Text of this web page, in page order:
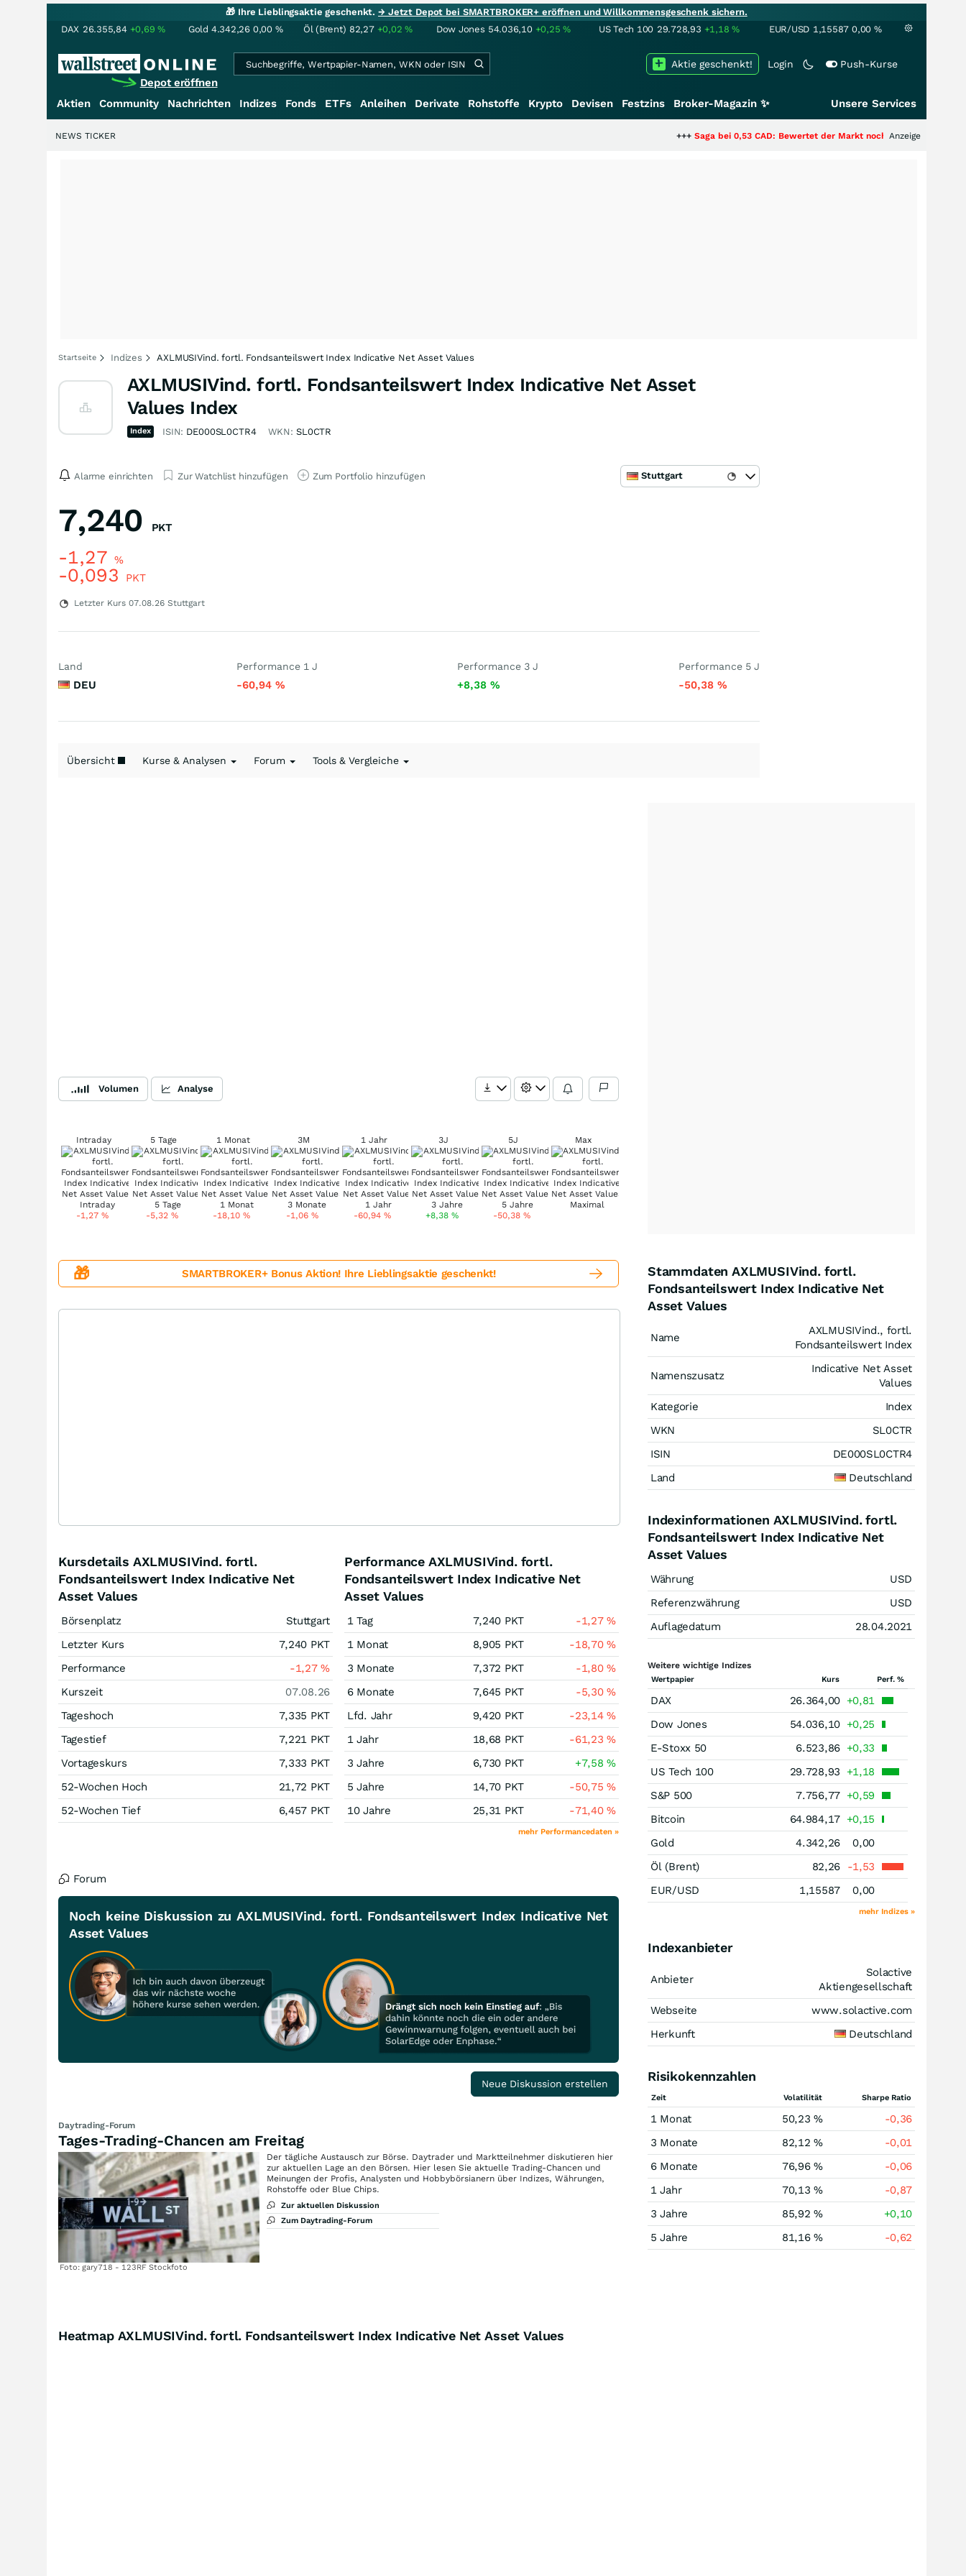
🎁 Ihre Lieblingsaktie geschenkt.→ Jetzt Depot bei SMARTBROKER+ eröffnen und Willkommensgeschenk sichern.
DAX 26.355,84 +0,69% Gold 4.342,26 0,00 % Öl (Brent) 82,27 +0,02% Dow Jones 54.036,10 +0,25% US Tech 100 29.728,93 +1,18% EUR/USD 1,15587 0,00 %
Depot eröffnen
Login Push-Kurse
Aktie geschenkt!
Aktien Community Nachrichten Indizes Fonds ETFs Anleihen Derivate Rohstoffe Krypto Devisen Festzins Broker-Magazin ✨ Unsere Services
Saga bei 0,53 CAD: Bewertet der Markt noch immer nur die Hälfte der
Anzeige
NEWS TICKER
Startseite Indizes AXLMUSIVind. fortl. Fondsanteilswert Index Indicative Net Asset Values
AXLMUSIVind. fortl. Fondsanteilswert Index Indicative Net Asset
Values Index
Index ISIN: DE000SL0CTR4 WKN: SL0CTR
Alarme einrichten Zur Watchlist hinzufügen Zum Portfolio hinzufügen Stuttgart
7,240 PKT
-1,27 %
-0,093 PKT
Letzter Kurs 07.08.26 Stuttgart
Land
DEU
Performance 1 J
-60,94 %
Performance 3 J
+8,38%
Performance 5 J
-50,38 %
Übersicht Kurse & Analysen Forum Tools & Vergleiche
Volumen Analyse
Intraday
-1,27 %
5 Tage
-5,32 %
1 Monat
-18,10%
3M
-1,06%
1 Jahr
-60,94%
3J
+8,38 %
5J
-50,38%
Max
🎁 SMARTBROKER+ Bonus Aktion! Ihre Lieblingsaktie geschenkt!
Kursdetails AXLMUSIVind. fortl.
Fondsanteilswert Index Indicative Net
Asset Values
Börsenplatz
Stuttgart
Letzter Kurs
7,240 PKT
Performance
-1,27%
Kurszeit
07.08.26
Tageshoch
7,335 PKT
Tagestief
7,221 PKT
Vortageskurs
7,333 PKT
52-Wochen Hoch
21,72 PKT
52-Wochen Tief
6,457 PKT
Performance AXLMUSIVind. fortl.
Fondsanteilswert Index Indicative Net
Asset Values
1 Tag 7,240 PKT -1,27%
1 Monat
8,905 PKT -18,70%
3 Monate
7,372 PKT -1,80%
6 Monate
7,645 PKT -5,30%
Lfd. Jahr
9,420 PKT -23,14%
1 Jahr
18,68 PKT -61,23%
3 Jahre
6,730 PKT +7,58%
5 Jahre
14,70 PKT -50,75%
10 Jahre
25,31 PKT -71,40%
mehr Performancedaten »
Forum
Noch keine Diskussion zu AXLMUSIVind. fortl. Fondsanteilswert Index Indicative Net
Asset Values
Neue Diskussion erstellen
Daytrading-Forum
Tages-Trading-Chancen am Freitag
Foto: gary718 - 123RF Stockfoto
Der tägliche Austausch zur Börse. Daytrader und Marktteilnehmer diskutieren hier
zur aktuellen Lage an den Börsen. Hier lesen Sie aktuelle Trading-Chancen und
Meinungen der Profis, Analysten und Hobbybörsianern über Indizes, Währungen,
Rohstoffe oder Blue Chips.
Zur aktuellen Diskussion
Zum Daytrading-Forum
Stammdaten AXLMUSIVind. fortl.
Fondsanteilswert Index Indicative Net
Asset Values
Name
AXLMUSIVind., fortl.
Fondsanteilswert Index
Namenszusatz
Indicative Net Asset
Values
Kategorie
Index
WKN
SL0CTR
ISIN
DE000SL0CTR4
Land
Deutschland
Indexinformationen AXLMUSIVind. fortl.
Fondsanteilswert Index Indicative Net
Asset Values
Währung
USD
Referenzwährung
USD
Auflagedatum
28.04.2021
Weitere wichtige Indizes
Wertpapier Kurs Perf. %
DAX 26.364,00 +0,81
Dow Jones
54.036,10 +0,25
E-Stoxx 50
6.523,86 +0,33
US Tech 100
29.728,93
+1,18
S&P 500
7.756,77 +0,59
Bitcoin
64.984,17 +0,15
Gold
4.342,26
0,00
Öl (Brent)
82,26
-1,53
EUR/USD
1,15587 0,00
mehr Indizes »
Indexanbieter
Anbieter
Solactive
Aktiengesellschaft
Webseite
www.solactive.com
Herkunft
Deutschland
Risikokennzahlen
Zeit Volatilität Sharpe Ratio
1 Monat 50,23 %
-0,36
3 Monate
82,12 %
-0,01
6 Monate
76,96 %
-0,06
1 Jahr
70,13 %
-0,87
3 Jahre
85,92 %
+0,10
5 Jahre
81,16 % -0,62
Heatmap AXLMUSIVind. fortl. Fondsanteilswert Index Indicative Net Asset Values